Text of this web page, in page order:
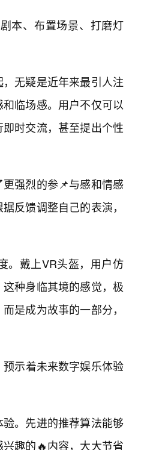
本、布置场景、打磨灯
无疑是近年来最引人注
临场感。用户不仅可以
时交流，甚至提出个性
强烈的参📌与感和情感
反馈调整自己的表演，
。戴上VR头盔，用户仿
种身临其境的感觉，极
是成为故事的一部分，
示着未来数字娱乐体验
。先进的推荐算法能够
趣的🔥内容，大大节省